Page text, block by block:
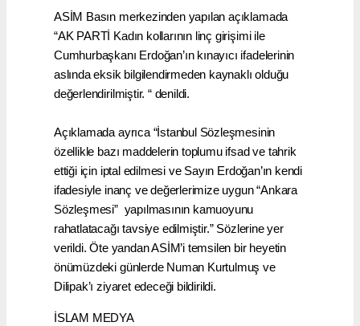
ASİM Basın merkezinden yapılan açıklamada
“AK PARTİ Kadın kollarının linç girişimi ile
Cumhurbaşkanı Erdoğan’ın kınayıcı ifadelerinin
aslında eksik bilgilendirmeden kaynaklı olduğu
değerlendirilmiştir. “ denildi.
Açıklamada ayrıca “İstanbul Sözleşmesinin
özellikle bazı maddelerin toplumu ifsad ve tahrik
ettiği için iptal edilmesi ve Sayın Erdoğan’ın kendi
ifadesiyle inanç ve değerlerimize uygun “Ankara
Sözleşmesi” yapılmasının kamuoyunu
rahatlatacağı tavsiye edilmiştir.” Sözlerine yer
verildi. Öte yandan ASİM’i temsilen bir heyetin
önümüzdeki günlerde Numan Kurtulmuş ve
Dilipak’ı ziyaret edeceği bildirildi.
İSLAM MEDYA